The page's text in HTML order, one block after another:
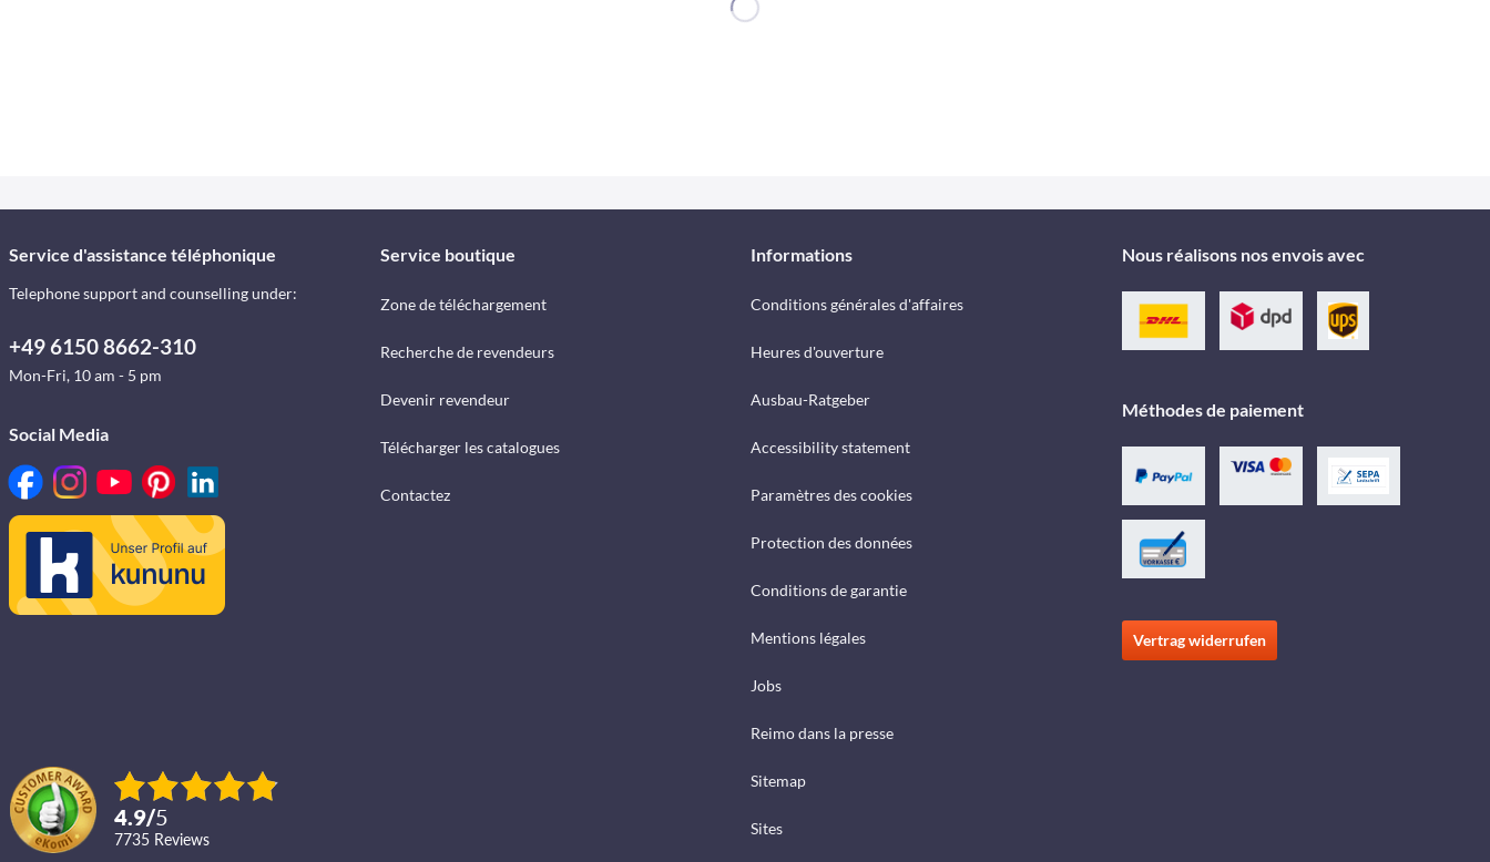
Service d'assistance téléphonique
Telephone support and counselling under:
+49 6150 8662-310
Mon-Fri, 10 am - 5 pm
Social Media
4.9/5
7735 reviews
Service boutique
Zone de téléchargement
Recherche de revendeurs
Devenir revendeur
Télécharger les catalogues
Contactez
Informations
Conditions générales d'affaires
Heures d'ouverture
Ausbau-Ratgeber
Accessibility statement
Paramètres des cookies
Protection des données
Conditions de garantie
Mentions légales
Jobs
Reimo dans la presse
Sitemap
Sites
Nous réalisons nos envois avec
Méthodes de paiement
Vertrag widerrufen